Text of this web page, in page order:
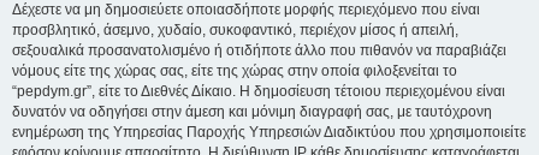
Δέχεστε να μη δημοσιεύετε οποιασδήποτε μορφής περιεχόμενο που είναι
προσβλητικό, άσεμνο, χυδαίο, συκοφαντικό, περιέχον μίσος ή απειλή,
σεξουαλικά προσανατολισμένο ή οτιδήποτε άλλο που πιθανόν να παραβιάζει
νόμους είτε της χώρας σας, είτε της χώρας στην οποία φιλοξενείται το
“pepdym.gr”, είτε το Διεθνές Δίκαιο. Η δημοσίευση τέτοιου περιεχομένου είναι
δυνατόν να οδηγήσει στην άμεση και μόνιμη διαγραφή σας, με ταυτόχρονη
ενημέρωση της Υπηρεσίας Παροχής Υπηρεσιών Διαδικτύου που χρησιμοποιείτε